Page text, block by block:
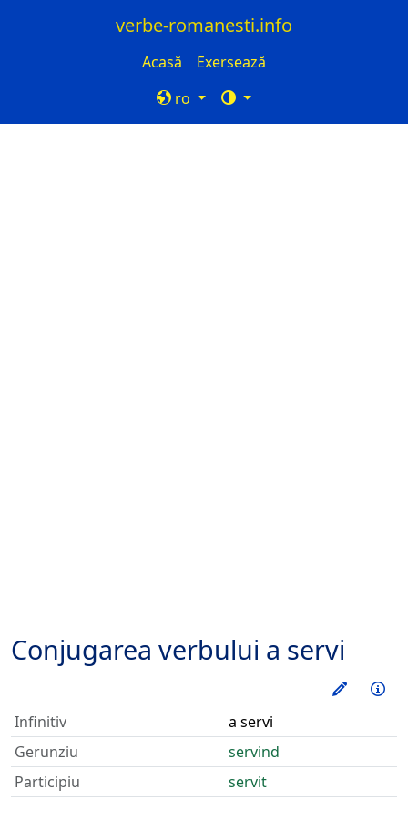
verbe-romanesti.info
Acasă
Exersează
ro
Conjugarea verbului a servi
Infinitiv
a servi
Gerunziu
servind
Participiu
servit